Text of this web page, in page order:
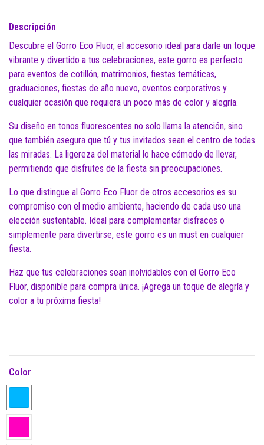
Descripción
Descubre el Gorro Eco Fluor, el accesorio ideal para darle un toque
vibrante y divertido a tus celebraciones, este gorro es perfecto
para eventos de cotillón, matrimonios, fiestas temáticas,
graduaciones, fiestas de año nuevo, eventos corporativos y
cualquier ocasión que requiera un poco más de color y alegría.
Su diseño en tonos fluorescentes no solo llama la atención, sino
que también asegura que tú y tus invitados sean el centro de todas
las miradas. La ligereza del material lo hace cómodo de llevar,
permitiendo que disfrutes de la fiesta sin preocupaciones.
Lo que distingue al Gorro Eco Fluor de otros accesorios es su
compromiso con el medio ambiente, haciendo de cada uso una
elección sustentable. Ideal para complementar disfraces o
simplemente para divertirse, este gorro es un must en cualquier
fiesta.
Haz que tus celebraciones sean inolvidables con el Gorro Eco
Fluor, disponible para compra única. ¡Agrega un toque de alegría y
color a tu próxima fiesta!
Color